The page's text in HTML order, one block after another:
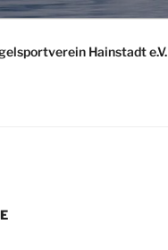
Hainstadt e.V.